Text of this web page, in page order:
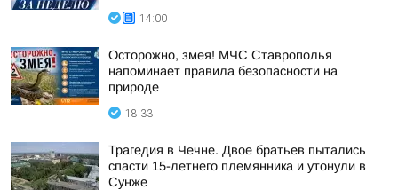
14:00
Осторожно, змея! МЧС Ставрополья
напоминает правила безопасности на
природе
18:33
Трагедия в Чечне. Двое братьев пытались
спасти 15-летнего племянника и утонули в
Сунже